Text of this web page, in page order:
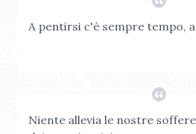
A pentirsi c'è sempre tempo,
Niente allevia le nostre